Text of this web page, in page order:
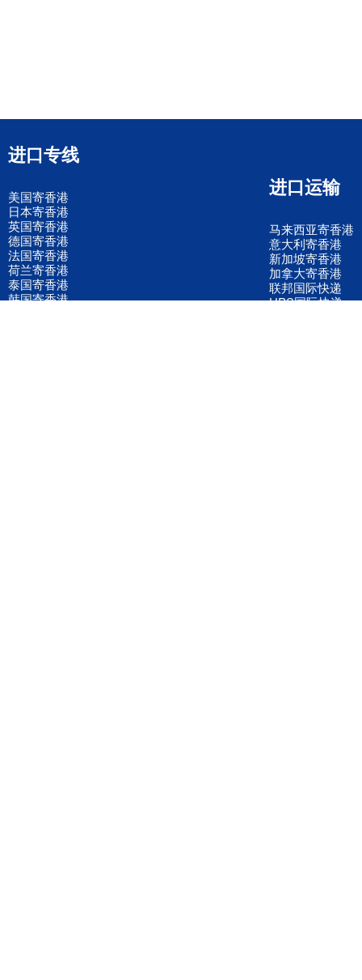
进口专线
美国寄香港
日本寄香港
英国寄香港
德国寄香港
法国寄香港
荷兰寄香港
泰国寄香港
韩国寄香港
进口运输
马来西亚寄香港
意大利寄香港
新加坡寄香港
加拿大寄香港
联邦国际快递
UPS国际快递